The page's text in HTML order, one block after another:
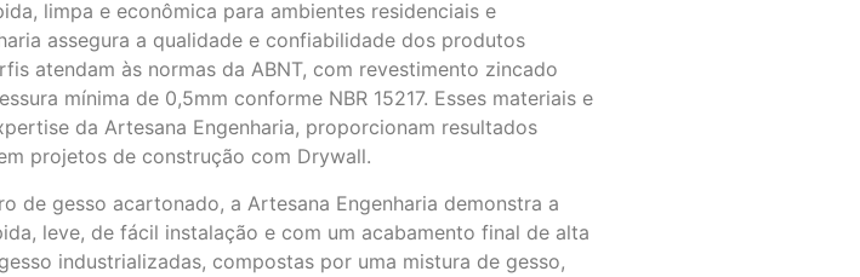
limpa e econômica para ambientes residenciais e
assegura a qualidade e confiabilidade dos produtos
atendam às normas da ABNT, com revestimento zincado
mínima de 0,5mm conforme NBR 15217. Esses materiais e
da Artesana Engenharia, proporcionam resultados
projetos de construção com Drywall.
de gesso acartonado, a Artesana Engenharia demonstra a
leve, de fácil instalação e com um acabamento final de alta
industrializadas, compostas por uma mistura de gesso,